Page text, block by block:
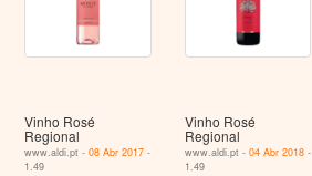
Vinho Rosé
Regional
www.aldi.pt -08 Abr 2017 -
1.49
Vinho Rosé
Regional
www.aldi.pt - 04 Abr 2018-
1.49